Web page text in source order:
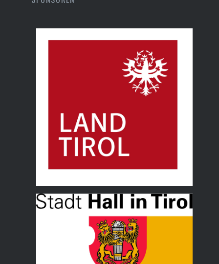
Land Tirol